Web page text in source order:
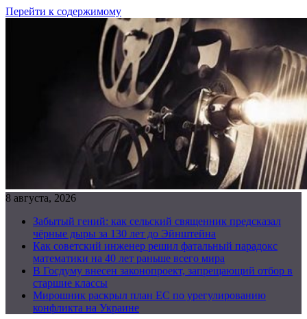
Перейти к содержимому
8 августа, 2026
Забытый гений: как сельский священник предсказал
чёрные дыры за 130 лет до Эйнштейна
Как советский инженер решил фатальный парадокс
математики на 40 лет раньше всего мира
В Госдуму внесен законопроект, запрещающий отбор в
старшие классы
Мирошник раскрыл план ЕС по урегулированию
конфликта на Украине